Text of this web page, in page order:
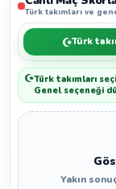
Türk takımları ve
Türk
Türk takımları
Genel seçeneği
Yakın